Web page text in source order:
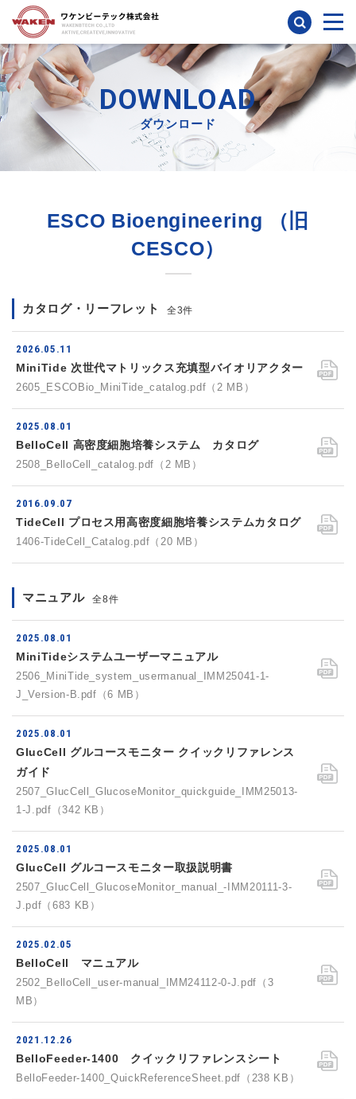
検索
DOWNLOAD
ダウンロード
ESCO Bioengineering （旧
CESCO）
カタログ・リーフレット 全3件
2026.05.11
MiniTide 次世代マトリックス充填型バイオリアクター
2605_ESCOBio_MiniTide_catalog.pdf（2 MB）
2025.08.01
BelloCell 高密度細胞培養システム カタログ
2508_BelloCell_catalog.pdf（2 MB）
2016.09.07
TideCell プロセス用高密度細胞培養システムカタログ
1406-TideCell_Catalog.pdf（20 MB）
マニュアル 全8件
2025.08.01
MiniTideシステムユーザーマニュアル
2506_MiniTide_system_usermanual_IMM25041-1-
J_Version-B.pdf（6 MB）
2025.08.01
GlucCell グルコースモニター クイックリファレンス
ガイド
2507_GlucCell_GlucoseMonitor_quickguide_IMM25013-
1-J.pdf（342 KB）
2025.08.01
GlucCell グルコースモニター取扱説明書
2507_GlucCell_GlucoseMonitor_manual_-IMM20111-3-
J.pdf（683 KB）
2025.02.05
BelloCell マニュアル
2502_BelloCell_user-manual_IMM24112-0-J.pdf（3
MB）
2021.12.26
BelloFeeder-1400 クイックリファレンスシート
BelloFeeder-1400_QuickReferenceSheet.pdf（238 KB）